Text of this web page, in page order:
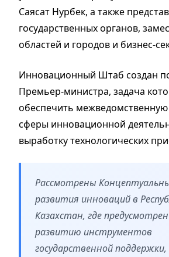
Саясат Нурбек, а также
государственных органов,
областей и городов и бизнес-
Инновационный Штаб создан
Премьер-министра, задача
обеспечить
сферы инновационной
выработку технологических
Рассмотрены
развития инноваций в
Казахстан, где
развитию инструментов
государственной поддержки,